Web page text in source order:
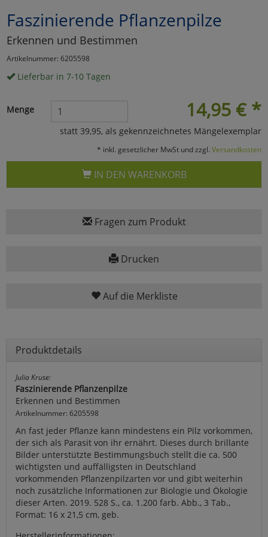
Faszinierende Pflanzenpilze
Erkennen und Bestimmen
Artikelnummer: 6205598
Lieferbar in 7-10 Tagen
14,95 € *
Menge
statt 39,95, als gekennzeichnetes Mängelexemplar
* inkl. gesetzlicher MwSt und zzgl. Versandkosten
IN DEN WARENKORB
Fragen zum Produkt
Drucken
Auf die Merkliste
Produktdetails
Julia Kruse:
Faszinierende Pflanzenpilze
Erkennen und Bestimmen
Artikelnummer: 6205598
An fast jeder Pflanze kann mindestens ein Pilz vorkommen,
der sich als Parasit von ihr ernährt. Dieses durch brillante
Bilder unterstützte Bestimmungsbuch stellt die ca. 500
wichtigsten und auffälligsten in Deutschland
vorkommenden Pflanzenpilzarten vor und gibt weiterhin
noch zusätzliche Informationen zur Biologie und Ökologie
dieser Arten. 2019. 528 S., ca. 1.200 farb. Abb., 3 Tab.,
Format: 16 x 21,5 cm, geb.
Marketing
Umfragetools
Cookies
Alle Akzeptieren
Cookies
Einstellungen speichern
zurückzu Haupptseite